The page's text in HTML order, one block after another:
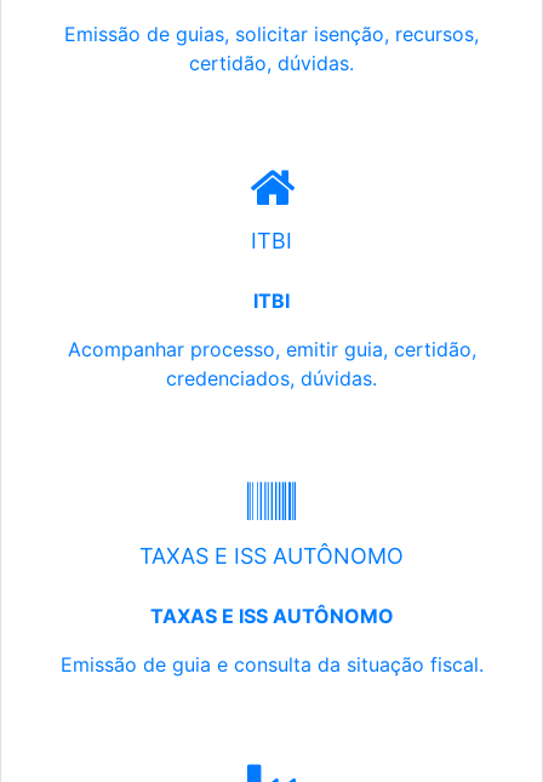
Emissão de guias, solicitar isenção, recursos,
certidão, dúvidas.
ITBI
ITBI
Acompanhar processo, emitir guia, certidão,
credenciados, dúvidas.
TAXAS E ISS AUTÔNOMO
TAXAS E ISS AUTÔNOMO
Emissão de guia e consulta da situação fiscal.